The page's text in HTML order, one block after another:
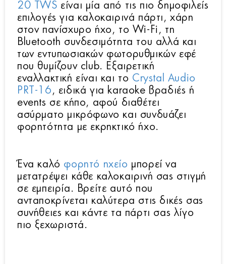
20 TWS είναι μία από τις πιο δημοφιλείς
επιλογές για καλοκαιρινά πάρτι, χάρη
στον πανίσχυρο ήχο, το Wi-Fi, τη
Bluetooth συνδεσιμότητα του αλλά και
των εντυπωσιακών φωτορυθμικών εφέ
που θυμίζουν club. Εξαιρετική
εναλλακτική είναι και το Crystal Audio
PRT-16 , ειδικά για karaoke βραδιές ή
events σε κήπο, αφού διαθέτει
ασύρματο μικρόφωνο και συνδυάζει
φορητότητα με εκρηκτικό ήχο.
Ένα καλό φορητό ηχείο μπορεί να
μετατρέψει κάθε καλοκαιρινή σας στιγμή
σε εμπειρία. Βρείτε αυτό που
ανταποκρίνεται καλύτερα στις δικές σας
συνήθειες και κάντε τα πάρτι σας λίγο
πιο ξεχωριστά.